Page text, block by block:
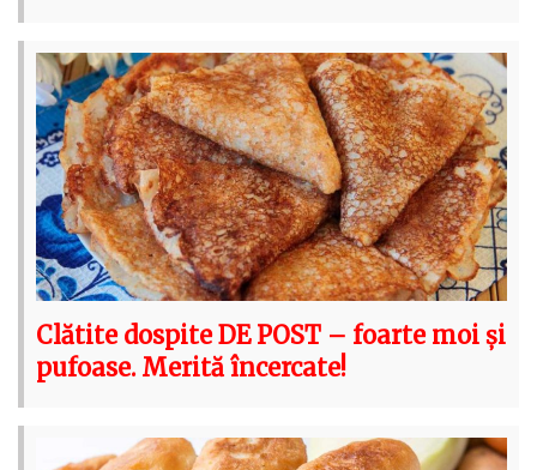
Clătite dospite DE POST – foarte moi și
pufoase. Merită încercate!